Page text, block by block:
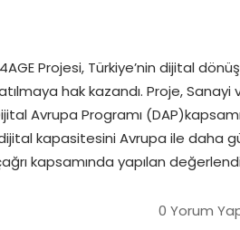
Projesi, Türkiye’nin dijital
hak kazandı. Proje, Sanayi
Avrupa Programı
kapasitesini Avrupa ile daha
kapsamında yapılan
0 Yorum